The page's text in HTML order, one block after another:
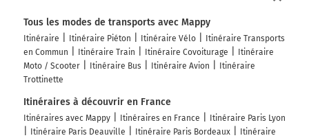
Tous les modes de transports avec Mappy
Itinéraire Itinéraire Piéton Itinéraire Vélo
Itinéraire Transports
en Commun
Itinéraire Train Itinéraire Covoiturage
Itinéraire
Moto / Scooter
Itinéraire Bus Itinéraire Avion
Itinéraire
Trottinette
Itinéraires à découvrir en France
Itinéraires avec Mappy Itinéraires en France
Itinéraire Paris Lyon
Itinéraire Paris Deauville
Itinéraire Paris Bordeaux
Itinéraire